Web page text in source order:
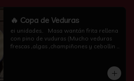
🔥 Copa de Veduras
ei unidades..   Masa wantán frita rellena
con pino de vuduras (Mucho veduras
frescas ,algas ,champiñones y cebollin